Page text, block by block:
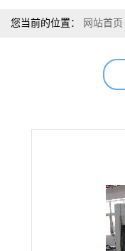
您当前的位置： 网站首页